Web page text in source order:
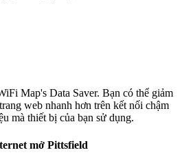
Map's Data Saver. Bạn có thể giảm
web nhanh hơn trên kết nối chậm
mà thiết bị của bạn sử dụng.
mở Pittsfield